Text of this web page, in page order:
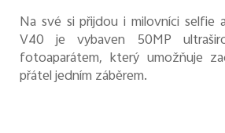
Na své si přijdou i milovníci selfie
V40 je vybaven 50MP
fotoaparátem, který umožňuje
přátel jedním záběrem.